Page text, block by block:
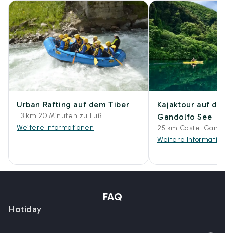
Urban Rafting auf dem Tiber
1.3 km 20 Minuten zu Fuß
Weitere Informationen
Kajaktour auf
Gandolfo See
25 km Castel
Weitere
FAQ
Hotiday